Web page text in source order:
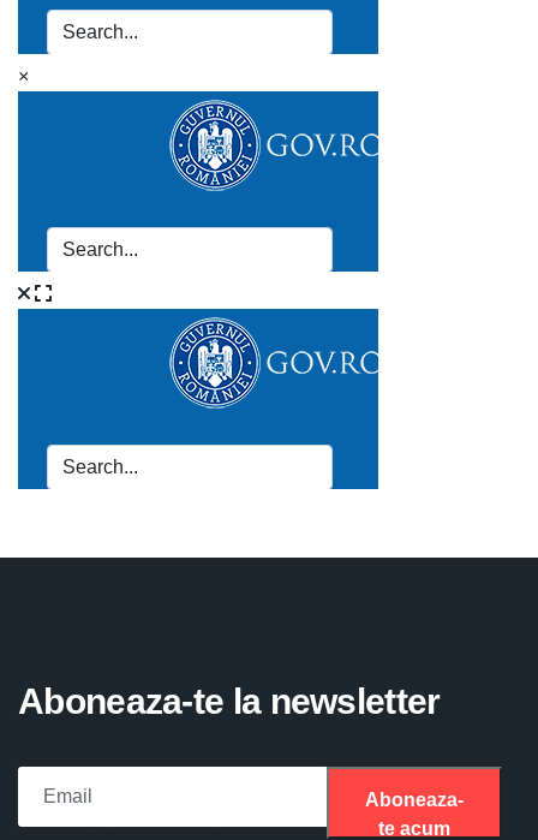
×
Aboneaza-te la newsletter
Aboneaza-
te acum